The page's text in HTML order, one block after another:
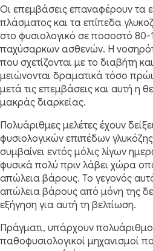
Οι επεμβάσεις επαναφέρουν τα
πλάσματος και τα επίπεδα
στο φυσιολογικό σε ποσοστό
παχύσαρκων ασθενών. Η
που σχετίζονται με το διαβήτη
μειώνονται δραματικά τόσο
μετά τις επεμβάσεις και αυτή η
μακράς διαρκείας.
Πολυάριθμες μελέτες έχουν
φυσιολογικών επιπέδων
συμβαίνει εντός μόλις λίγων
φυσικά πολύ πριν λάβει χώρα
απώλεια βάρους. Το γεγονός
απώλεια βάρους από μόνη της
εξήγηση για αυτή τη βελτίωση.
Πράγματι, υπάρχουν
παθοφυσιολογικοί μηχανισμοί